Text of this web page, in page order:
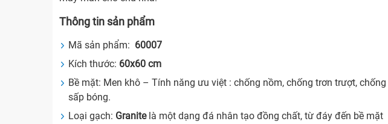
Thông tin sản phẩm
Mã sản phẩm: 60007
Kích thước: 60x60 cm
Bề mặt: Men khô – Tính năng ưu việt : chống nồm, chống trơn trượt, chống
sấp bóng.
Loại gạch: Granitelà một dạng đá nhân tạo đồng chất, từ đáy đến bề mặt